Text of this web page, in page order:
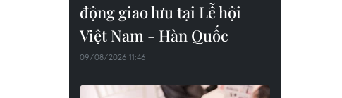
động giao lưu tại Lễ hội
Việt Nam - Hàn Quốc
09/08/2026 11:46